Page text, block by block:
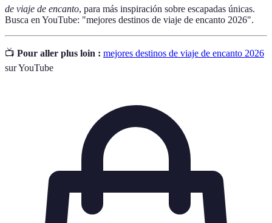
de viaje de encanto, para más inspiración sobre escapadas únicas.
Busca en YouTube: "mejores destinos de viaje de encanto 2026".
📺 Pour aller plus loin : mejores destinos de viaje de encanto 2026
sur YouTube